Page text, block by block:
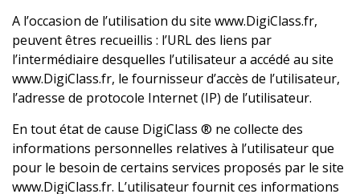
A l’occasion de l’utilisation du site www.DigiClass.fr,
peuvent êtres recueillis : l’URL des liens par
l’intermédiaire desquelles l’utilisateur a accédé au site
www.DigiClass.fr, le fournisseur d’accès de l’utilisateur,
l’adresse de protocole Internet (IP) de l’utilisateur.
En tout état de cause DigiClass ® ne collecte des
informations personnelles relatives à l’utilisateur que
pour le besoin de certains services proposés par le site
www.DigiClass.fr. L’utilisateur fournit ces informations